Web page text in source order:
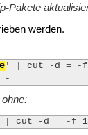
Pakete
werden.
' | cut -d = -f
-
cut -d = -f 1